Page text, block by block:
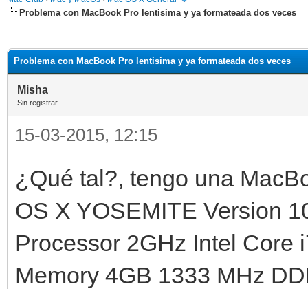
Problema con MacBook Pro lentisima y ya formateada dos veces
Problema con MacBook Pro lentisima y ya formateada dos veces
Misha
Sin registrar
15-03-2015, 12:15
¿Qué tal?, tengo una
OS X YOSEMITE Version
Processor 2GHz Intel Core
Memory 4GB 1333 MHz